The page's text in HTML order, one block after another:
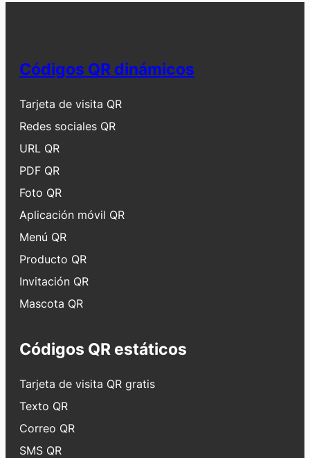
Códigos QR dinámicos
Tarjeta de visita QR
Redes sociales QR
URL QR
PDF QR
Foto QR
Aplicación móvil QR
Menú QR
Producto QR
Invitación QR
Mascota QR
Códigos QR estáticos
Tarjeta de visita QR gratis
Texto QR
Correo QR
SMS QR